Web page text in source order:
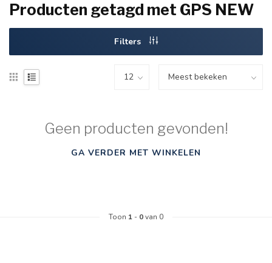
Producten getagd met GPS NEW
Filters
Geen producten gevonden!
GA VERDER MET WINKELEN
Toon 1 - 0van 0